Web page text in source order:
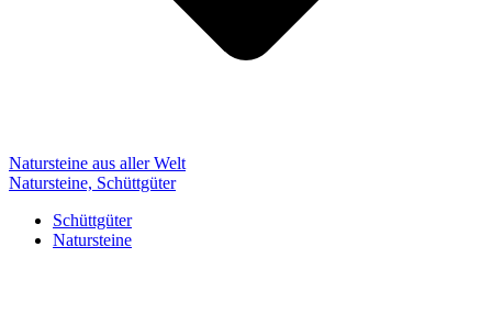
Natursteine aus aller Welt
Natursteine, Schüttgüter
Schüttgüter
Natursteine